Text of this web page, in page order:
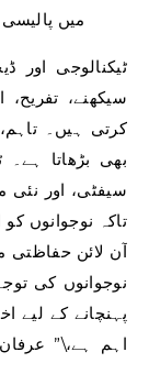
میں
سیکھنے،
کرتی ہیں۔
بھی بڑھاتا ہے۔
سیفٹی، اور نئی
تاکہ نوجوانوں
آن لائن حفاظتی
نوجوانوں کی
پہنچانے کے لیے
اہم ہے،\”